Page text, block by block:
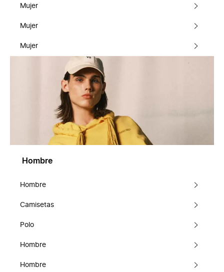
Mujer
Mujer
Mujer
Hombre
Hombre
Camisetas
Polo
Hombre
Hombre